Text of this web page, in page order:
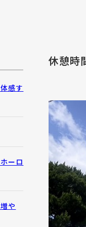
休憩時
感す
ーロ
や